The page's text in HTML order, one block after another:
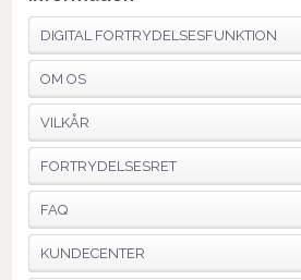
DIGITAL FORTRYDELSESFUNKTION
OM OS
VILKÅR
FORTRYDELSESRET
FAQ
KUNDECENTER